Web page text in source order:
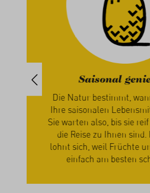
Saisonal
Die Natur bestimmt, wann
Ihre saisonalen
Sie warten also, bis sie reif
die Reise zu Ihnen sind.
lohnt sich, weil Früchte und
einfach am besten